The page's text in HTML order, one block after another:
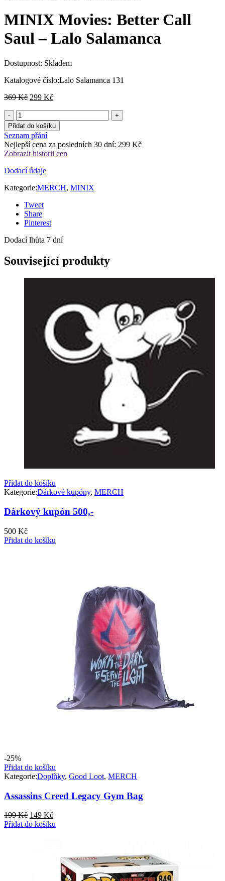
MINIX Movies: Better Call
Saul – Lalo Salamanca
Dostupnost: Skladem
Katalogové číslo:Lalo Salamanca 131
369Kč Původní
369 Kč.
299 KčAktuální
299 Kč.
Přidat do košíku
Seznam přání
Nejlepší cena za posledních 30 dní: 299 Kč
Zobrazit historii cen
Dodací údaje
Kategorie:MERCH, MINIX
Tweet
Share
Pinterest
Dodací lhůta 7 dní
Související produkty
Přidat do košíku
Kategorie:Dárkové kupóny, MERCH
Dárkový kupón 500,-
500 Kč
Přidat do košíku
-25%
Přidat do košíku
Kategorie:Doplňky, Good Loot, MERCH
Assassins Creed Legacy Gym Bag
199Kč Původní
cena
149 KčAktuální
cena
Přidat do košíku